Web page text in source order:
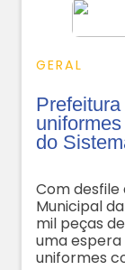
GERAL
do
Com
Municipal
mil peças
uma espera
uniformes